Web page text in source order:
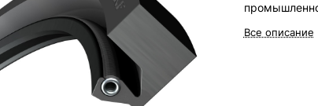
Все описание